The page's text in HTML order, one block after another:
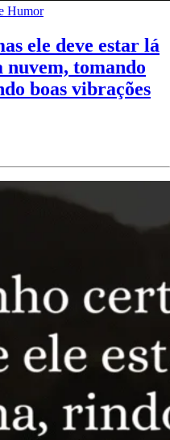
Humor
ele deve estar lá
nuvem, tomando
boas vibrações